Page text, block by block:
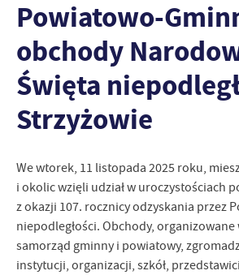
Powiatowo-
obchody
Święta
Strzyżowie
We wtorek, 11 listopada 2025 roku,
i okolic wzięli udział w uroczystościach
z okazji 107. rocznicy odzyskania przez
niepodległości. Obchody,
samorząd gminny i powiatowy,
instytucji, organizacji, szkół,
strona, z której korzystasz, może działać bez
Funkcjonalne i personalizacyjne
Tego typu pliki cookies umożliwiają stronie
zapamiętanie wprowadzonych przez Ciebie
personalizację określonych funkcjonalności
treści.
Dzięki tym plikom cookies możemy zapewnić
korzystania z funkcjonalności naszej strony
funkcjonalne i personalizacyjne pliki cookies
dostępność większej ilości funkcji na stronie.
Więcej
Analityczne
Analityczne pliki cookies pomagają nam
dostosowywać do Twoich potrzeb.
Cookies analityczne pozwalają na uzyskanie
wykorzystywania witryny internetowej,
z jaką odwiedzane są nasze serwisy www.
Więcej